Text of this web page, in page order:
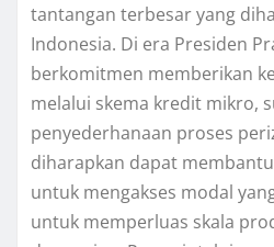
tantangan terbesar yang
Indonesia. Di era Presiden
berkomitmen memberikan
melalui skema kredit mikro,
penyederhanaan proses
diharapkan dapat
untuk mengakses modal
untuk memperluas skala